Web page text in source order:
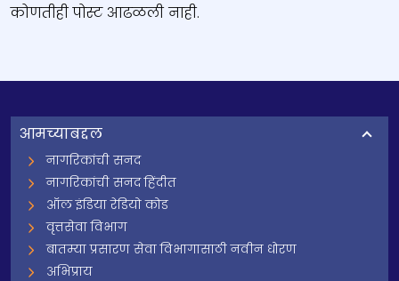
कोणतीही पोस्ट आढळली नाही.
आमच्याबद्दल
नागरिकांची सनद
नागरिकांची सनद हिंदीत
ऑल इंडिया रेडियो कोड
वृत्तसेवा विभाग
बातम्या प्रसारण सेवा विभागासाठी नवीन धोरण
अभिप्राय